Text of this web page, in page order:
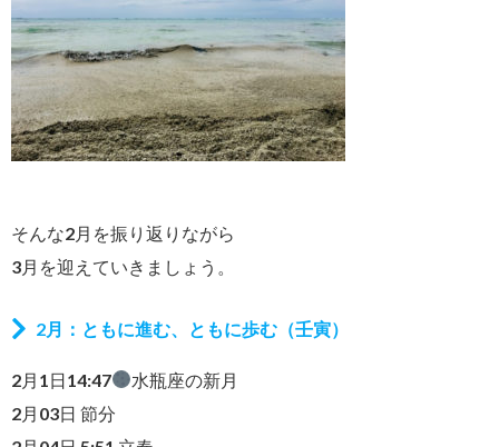
そんな2月を振り返りながら
3月を迎えていきましょう。
2月：ともに進む、ともに歩む（壬寅）
2月1日14:47
水瓶座の新月
2月03日 節分